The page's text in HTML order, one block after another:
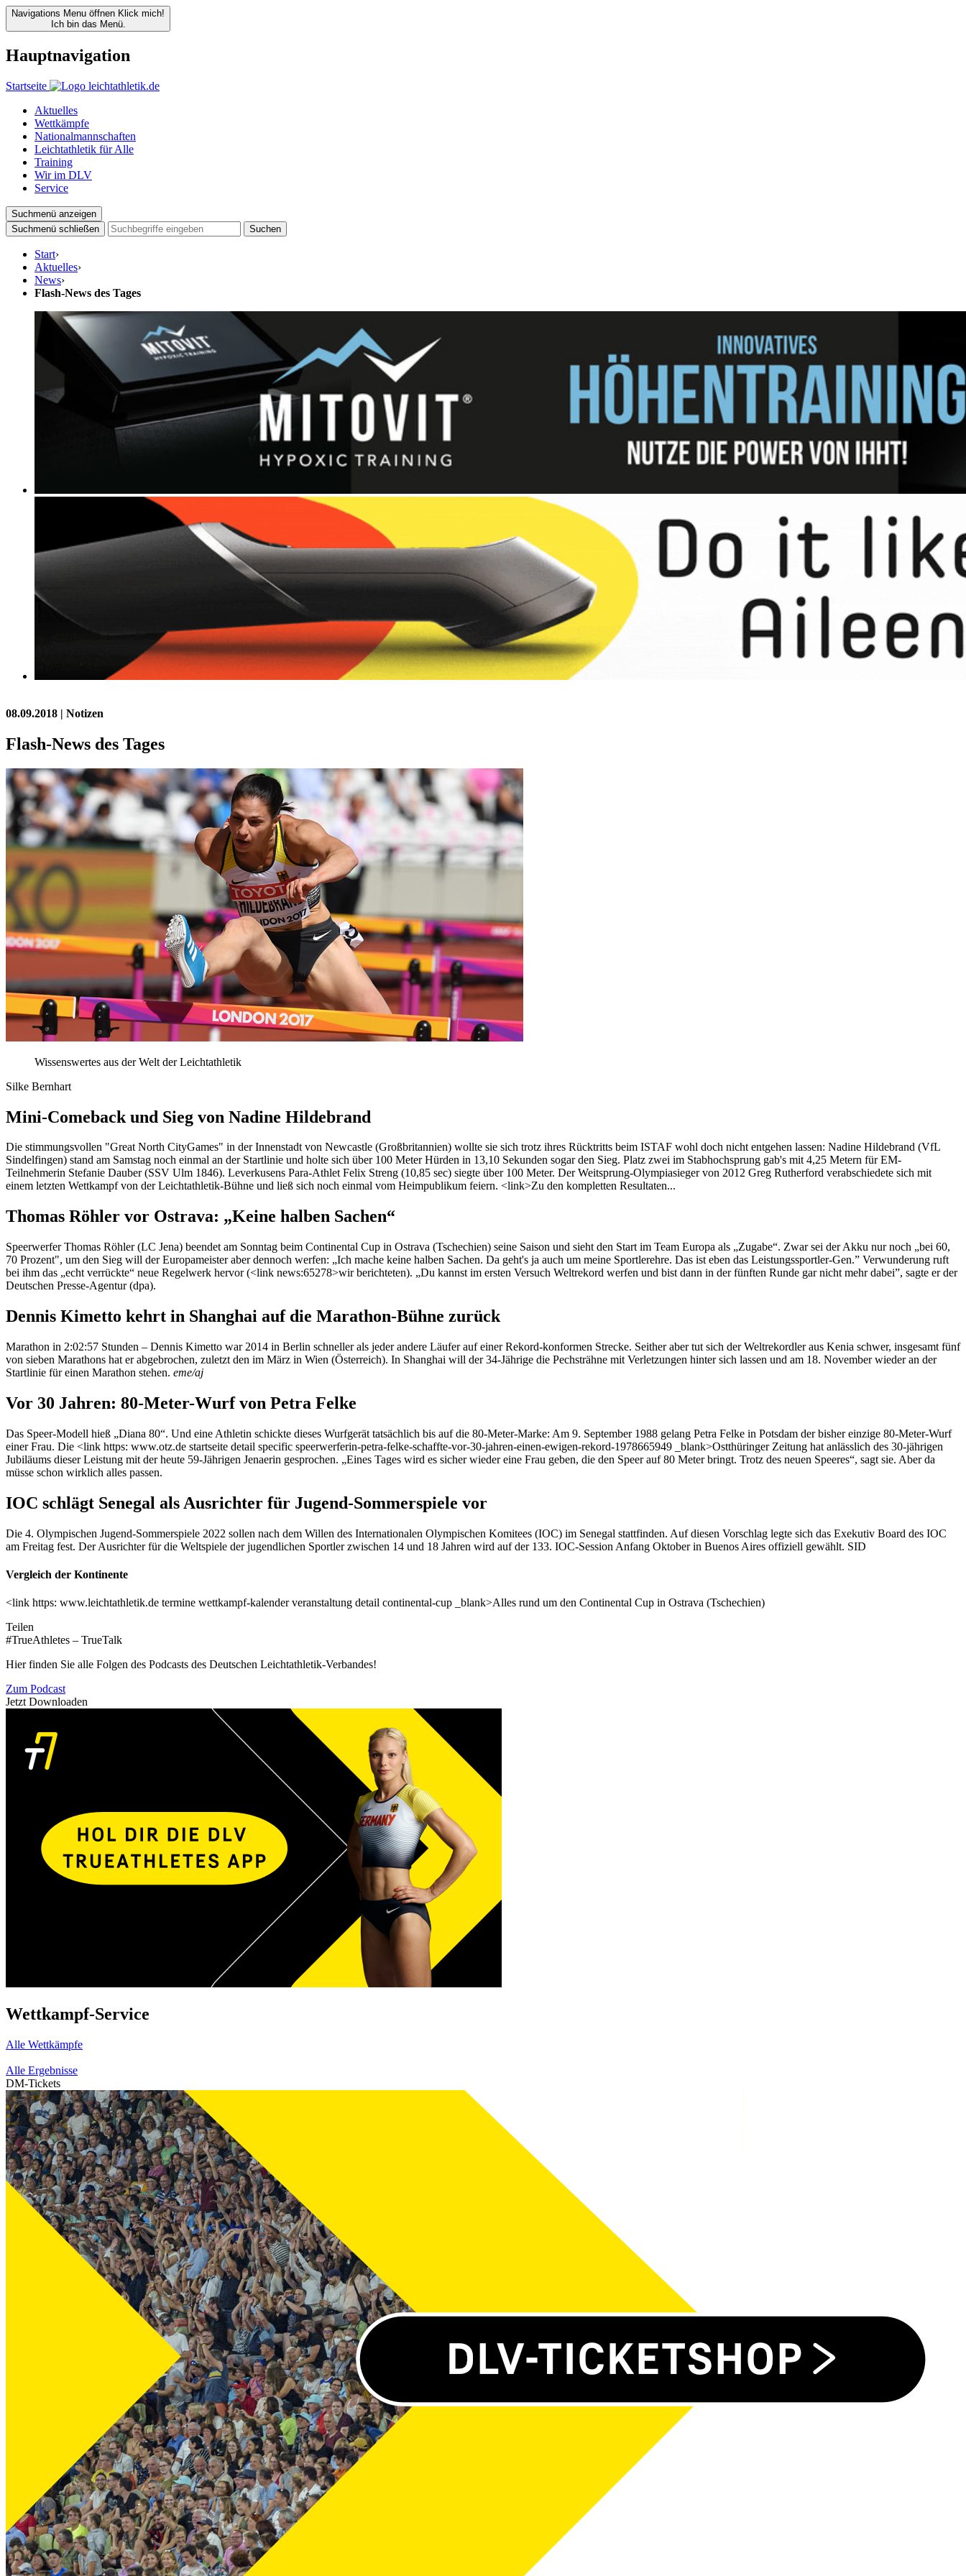
Navigations Menu öffnen Klick mich!
Ich bin das Menü.
Hauptnavigation
Startseite
Aktuelles
Wettkämpfe
Nationalmannschaften
Leichtathletik für Alle
Training
Wir im DLV
Service
Suchmenü anzeigen
Suchmenü schließen
Suchen
Start›
Aktuelles›
News›
Flash-News des Tages
08.09.2018 | Notizen
Flash-News des Tages
Wissenswertes aus der Welt der Leichtathletik
Silke Bernhart
Mini-Comeback und Sieg von Nadine Hildebrand
Die stimmungsvollen "Great North CityGames" in der Innenstadt von Newcastle (Großbritannien) wollte sie sich trotz ihres Rücktritts beim ISTAF wohl doch nicht entgehen lassen: Nadine Hildebrand (VfL
Sindelfingen) stand am Samstag noch einmal an der Startlinie und holte sich über 100 Meter Hürden in 13,10 Sekunden sogar den Sieg. Platz zwei im Stabhochsprung gab's mit 4,25 Metern für EM-
Teilnehmerin Stefanie Dauber (SSV Ulm 1846). Leverkusens Para-Athlet Felix Streng (10,85 sec) siegte über 100 Meter. Der Weitsprung-Olympiasieger von 2012 Greg Rutherford verabschiedete sich mit
einem letzten Wettkampf von der Leichtathletik-Bühne und ließ sich noch einmal vom Heimpublikum feiern. <link>Zu den kompletten Resultaten...
Thomas Röhler vor Ostrava: „Keine halben Sachen“
Speerwerfer Thomas Röhler (LC Jena) beendet am Sonntag beim Continental Cup in Ostrava (Tschechien) seine Saison und sieht den Start im Team Europa als „Zugabe“. Zwar sei der Akku nur noch „bei 60,
70 Prozent", um den Sieg will der Europameister aber dennoch werfen: „Ich mache keine halben Sachen. Da geht's ja auch um meine Sportlerehre. Das ist eben das Leistungssportler-Gen.” Verwunderung ruft
bei ihm das „echt verrückte“ neue Regelwerk hervor (<link news:65278>wir berichteten). „Du kannst im ersten Versuch Weltrekord werfen und bist dann in der fünften Runde gar nicht mehr dabei”, sagte er der
Deutschen Presse-Agentur (dpa).
Dennis Kimetto kehrt in Shanghai auf die Marathon-Bühne zurück
Marathon in 2:02:57 Stunden – Dennis Kimetto war 2014 in Berlin schneller als jeder andere Läufer auf einer Rekord-konformen Strecke. Seither aber tut sich der Weltrekordler aus Kenia schwer, insgesamt fünf
von sieben Marathons hat er abgebrochen, zuletzt den im März in Wien (Österreich). In Shanghai will der 34-Jährige die Pechsträhne mit Verletzungen hinter sich lassen und am 18. November wieder an der
Startlinie für einen Marathon stehen. eme/aj
Vor 30 Jahren: 80-Meter-Wurf von Petra Felke
Das Speer-Modell hieß „Diana 80“. Und eine Athletin schickte dieses Wurfgerät tatsächlich bis auf die 80-Meter-Marke: Am 9. September 1988 gelang Petra Felke in Potsdam der bisher einzige 80-Meter-Wurf
einer Frau. Die <link https: www.otz.de startseite detail specific speerwerferin-petra-felke-schaffte-vor-30-jahren-einen-ewigen-rekord-1978665949 _blank>Ostthüringer Zeitung hat anlässlich des 30-jährigen
Jubiläums dieser Leistung mit der heute 59-Jährigen Jenaerin gesprochen. „Eines Tages wird es sicher wieder eine Frau geben, die den Speer auf 80 Meter bringt. Trotz des neuen Speeres“, sagt sie. Aber da
müsse schon wirklich alles passen.
IOC schlägt Senegal als Ausrichter für Jugend-Sommerspiele vor
Die 4. Olympischen Jugend-Sommerspiele 2022 sollen nach dem Willen des Internationalen Olympischen Komitees (IOC) im Senegal stattfinden. Auf diesen Vorschlag legte sich das Exekutiv Board des IOC
am Freitag fest. Der Ausrichter für die Weltspiele der jugendlichen Sportler zwischen 14 und 18 Jahren wird auf der 133. IOC-Session Anfang Oktober in Buenos Aires offiziell gewählt. SID
Vergleich der Kontinente
<link https: www.leichtathletik.de termine wettkampf-kalender veranstaltung detail continental-cup _blank>Alles rund um den Continental Cup in Ostrava (Tschechien)
Teilen
#TrueAthletes – TrueTalk
Hier finden Sie alle Folgen des Podcasts des Deutschen Leichtathletik-Verbandes!
Zum Podcast
Jetzt Downloaden
Wettkampf-Service
Alle Wettkämpfe
Alle Ergebnisse
DM-Tickets